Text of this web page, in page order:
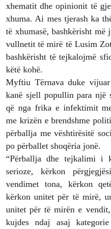
xhematit dhe opinionit të
xhuma. Ai mes tjerash ka
të xhumasë, bashkërisht
vullnetit të mirë të Lusim
bashkërisht të tejkalojmë
këtë kohë.
Myftiu Tërnava duke
kanë sjell popullin para një
që nga frika e infektimit
me krizën e brendshme
përballja me vështirësitë
po përballet shoqëria jonë.
“Përballja dhe tejkalimi i
serioze, kërkon
vendimet tona, kërkon
kërkon unitet për të mirë,
unitet për të mirën e
kujdes ndaj asaj